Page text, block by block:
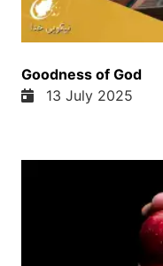
Goodness of God
13 July 2025